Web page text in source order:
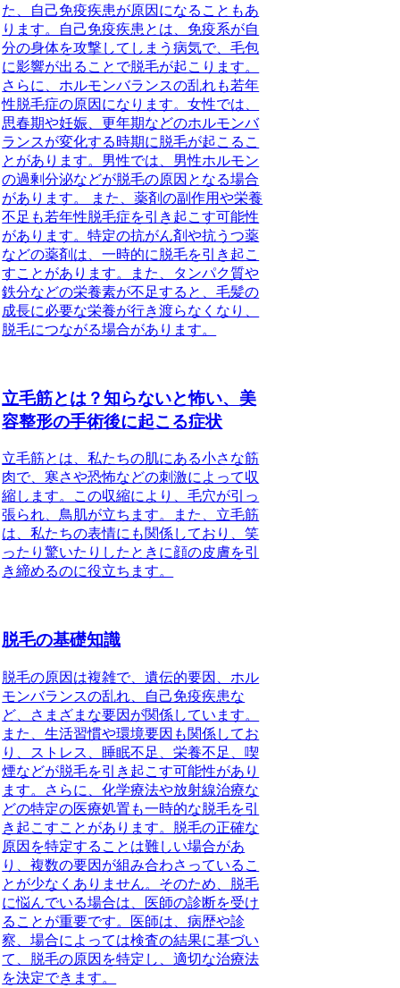
た、自己免疫疾患が原因になることもあ
ります。自己免疫疾患とは、免疫系が自
分の身体を攻撃してしまう病気で、毛包
に影響が出ることで脱毛が起こります。
さらに、ホルモンバランスの乱れも若年
性脱毛症の原因になります。女性では、
思春期や妊娠、更年期などのホルモンバ
ランスが変化する時期に脱毛が起こるこ
とがあります。男性では、男性ホルモン
の過剰分泌などが脱毛の原因となる場合
があります。 また、薬剤の副作用や栄養
不足も若年性脱毛症を引き起こす可能性
があります。特定の抗がん剤や抗うつ薬
などの薬剤は、一時的に脱毛を引き起こ
すことがあります。また、タンパク質や
鉄分などの栄養素が不足すると、毛髪の
成長に必要な栄養が行き渡らなくなり、
脱毛につながる場合があります。
立毛筋とは？知らないと怖い、美
容整形の手術後に起こる症状
立毛筋とは、私たちの肌にある小さな筋
肉で、寒さや恐怖などの刺激によって収
縮します。この収縮により、毛穴が引っ
張られ、鳥肌が立ちます。また、立毛筋
は、私たちの表情にも関係しており、笑
ったり驚いたりしたときに顔の皮膚を引
き締めるのに役立ちます。
脱毛の基礎知識
脱毛の原因は複雑で、遺伝的要因、ホル
モンバランスの乱れ、自己免疫疾患な
ど、さまざまな要因が関係しています。
また、生活習慣や環境要因も関係してお
り、ストレス、睡眠不足、栄養不足、喫
煙などが脱毛を引き起こす可能性があり
ます。さらに、化学療法や放射線治療な
どの特定の医療処置も一時的な脱毛を引
き起こすことがあります。脱毛の正確な
原因を特定することは難しい場合があ
り、複数の要因が組み合わさっているこ
とが少なくありません。そのため、脱毛
に悩んでいる場合は、医師の診断を受け
ることが重要です。医師は、病歴や診
察、場合によっては検査の結果に基づい
て、脱毛の原因を特定し、適切な治療法
を決定できます。